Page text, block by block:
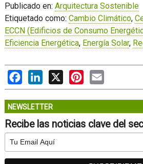
Publicado en: Arquitectura Sostenible
Etiquetado como: Cambio Climático,
ECCN (Edificios de Consumo
Eficiencia Energética, Energía Solar,
FacebookLinkedIn
X PinterestEmail
NEWSLETTER
Recibe las noticias clave del